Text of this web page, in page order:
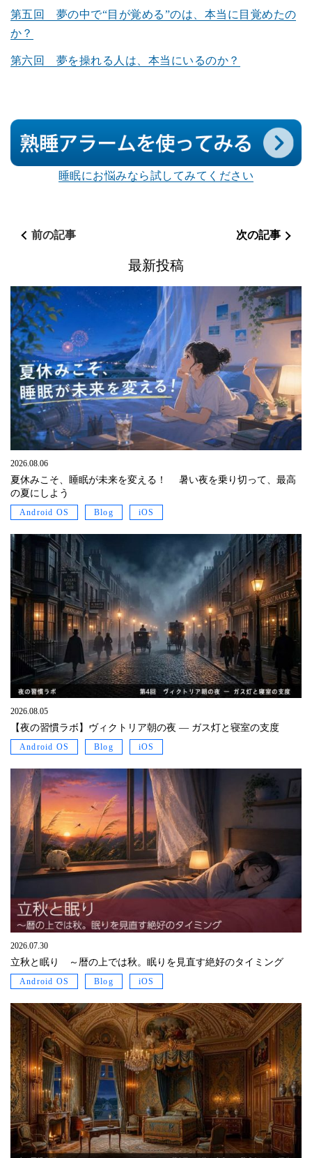
第五回 夢の中で“目が覚める”のは、本当に目覚めたの
か？
第六回 夢を操れる人は、本当にいるのか？
睡眠にお悩みなら試してみてください
前の記事 次の記事
最新投稿
2026.08.06
夏休みこそ、睡眠が未来を変える！ 暑い夜を乗り切って、最高
の夏にしよう
Android OS Blog iOS
2026.08.05
【夜の習慣ラボ】ヴィクトリア朝の夜 ― ガス灯と寝室の支度
Android OS Blog iOS
2026.07.30
立秋と眠り ～暦の上では秋。眠りを見直す絶好のタイミング
Android OS Blog iOS